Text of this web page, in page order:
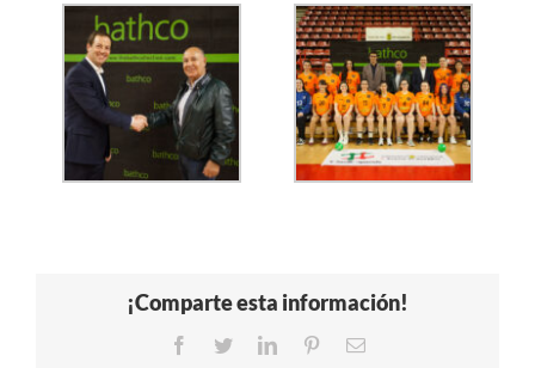
¡Comparte esta información!
Facebook
TwitterLinkedInPinterestCorreo